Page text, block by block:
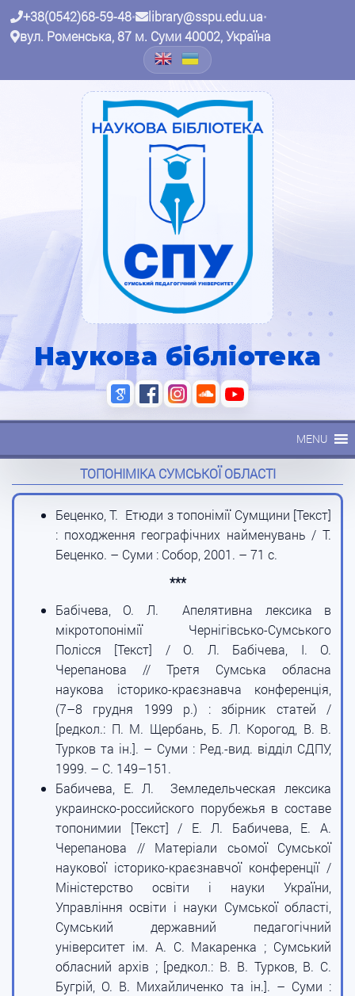
+38(0542)68-59-48• library@sspu.edu.ua•
вул. Роменська, 87 м. Суми 40002, Україна
Наукова бібліотека
MENU
ТОПОНІМІКА СУМСЬКОЇ ОБЛАСТІ
Беценко, Т. Етюди з топонімії Сумщини [Текст]
: походження географічних найменувань / Т.
Беценко. – Суми : Собор, 2001. – 71 с.
***
Бабiчева, О. Л. Апелятивна лексика в
мiкротопонiмiї Чернiгiвсько-Сумського
Полiсся [Текст] / О. Л. Бабiчева, І. О.
Черепанова // Третя Сумська обласна
наукова історико-краєзнавча конференція,
(7–8 грудня 1999 р.) : збірник статей /
[редкол.: П. М. Щербань, Б. Л. Корогод, В. В.
Турков та ін.]. – Суми : Ред.-вид. відділ СДПУ,
1999. – С. 149–151.
Бабичева, Е. Л. Земледельческая лексика
украинско-российского порубежья в составе
топонимии [Текст] / Е. Л. Бабичева, Е. А.
Черепанова // Матеріали сьомої Сумської
наукової історико-краєзнавчої конференції /
Міністерство освіти і науки України,
Управління освіти і науки Сумської області,
Сумський державний педагогічний
університет ім. А. С. Макаренка ; Сумський
обласний архів ; [редкол.: В. В. Турков, В. С.
Бугрій, О. В. Михайличенко та ін.]. – Суми :